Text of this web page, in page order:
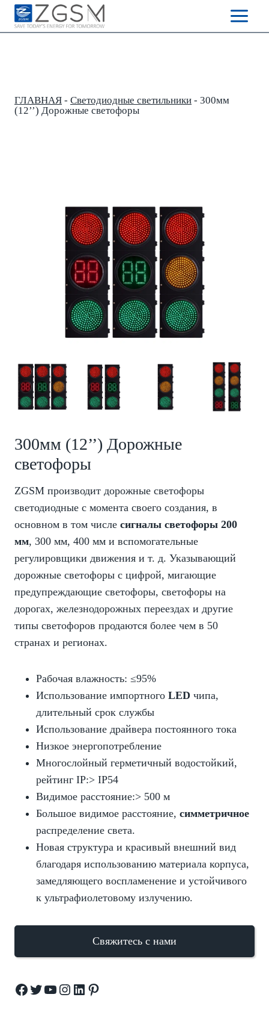
Skip
ГЛАВНАЯ - Светодиодные светильники - 300мм
(12’’) Дорожные светофоры
300мм (12’’) Дорожные
светофоры
ZGSM производит дорожные светофоры
светодиодные с момента своего создания, в
основном в том числе сигналы светофоры 200
мм, 300 мм, 400 мм и вспомогательные
регулировщики движения и т. д. Указывающий
дорожные светофоры с цифрой, мигающие
предупреждающие светофоры, светофоры на
дорогах, железнодорожных переездах и другие
типы светофоров продаются более чем в 50
странах и регионах.
Рабочая влажность: ≤95%
Использование импортного LED чипа,
длительный срок службы
Использование драйвера постоянного тока
Низкое энергопотребление
Многослойный герметичный водостойкий,
рейтинг IP:> IP54
Видимое расстояние:> 500 м
Большое видимое расстояние, симметричное
распределение света.
Новая структура и красивый внешний вид
благодаря использованию материала корпуса,
замедляющего воспламенение и устойчивого
к ультрафиолетовому излучению.
Свяжитесь с нами
Facebook Twitter YouTube Instagram LinkedIn Pinterest